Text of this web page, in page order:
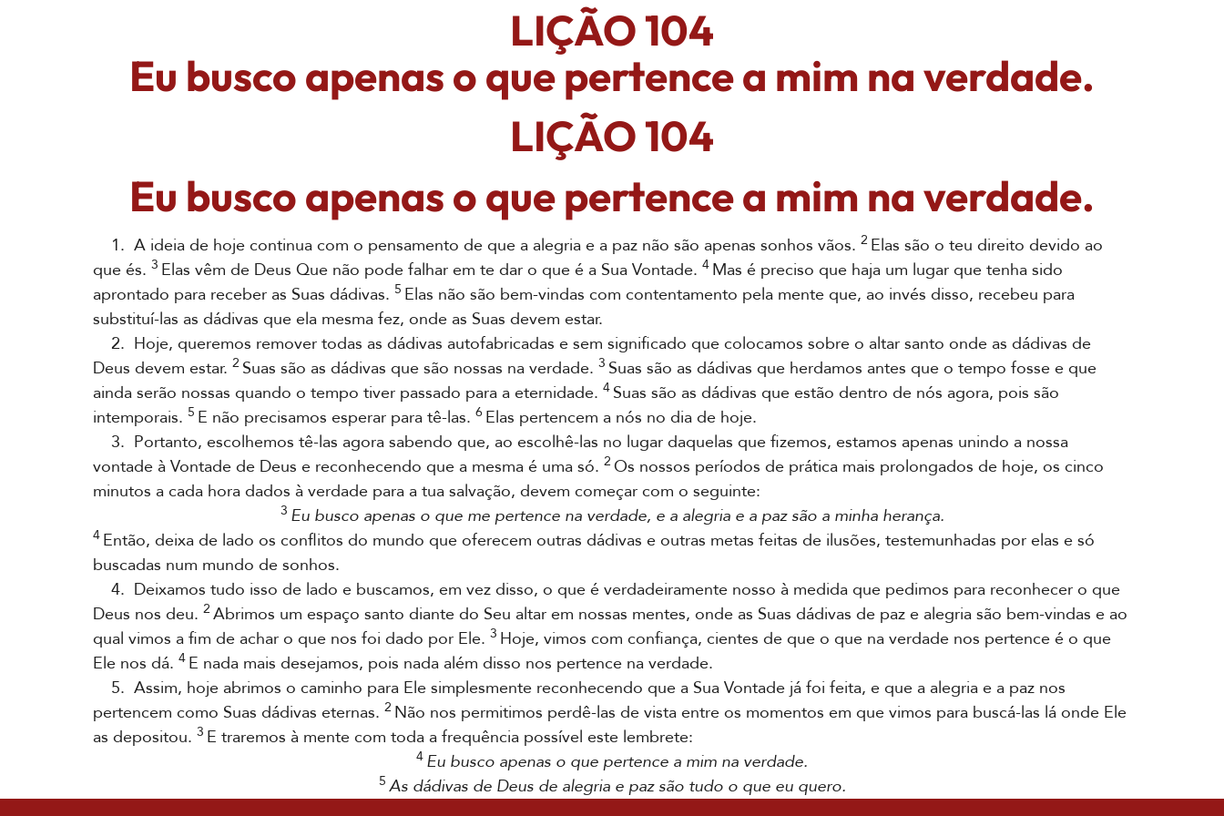
LIÇÃO 104
Eu busco apenas o que pertence a mim na verdade.
LIÇÃO 104
Eu busco apenas o que pertence a mim na verdade.
1. A ideia de hoje continua com o pensamento de que a alegria e a paz não são apenas sonhos vãos. 2 Elas são o teu direito devido ao
que és. 3 Elas vêm de Deus Que não pode falhar em te dar o que é a Sua Vontade. 4 Mas é preciso que haja um lugar que tenha sido
aprontado para receber as Suas dádivas. 5 Elas não são bem-vindas com contentamento pela mente que, ao invés disso, recebeu para
substituí-las as dádivas que ela mesma fez, onde as Suas devem estar.
2. Hoje, queremos remover todas as dádivas autofabricadas e sem significado que colocamos sobre o altar santo onde as dádivas de
Deus devem estar. 2 Suas são as dádivas que são nossas na verdade. 3 Suas são as dádivas que herdamos antes que o tempo fosse e que
ainda serão nossas quando o tempo tiver passado para a eternidade. 4 Suas são as dádivas que estão dentro de nós agora, pois são
intemporais. 5 E não precisamos esperar para tê-las. 6 Elas pertencem a nós no dia de hoje.
3. Portanto, escolhemos tê-las agora sabendo que, ao escolhê-las no lugar daquelas que fizemos, estamos apenas unindo a nossa
vontade à Vontade de Deus e reconhecendo que a mesma é uma só. 2 Os nossos períodos de prática mais prolongados de hoje, os cinco
minutos a cada hora dados à verdade para a tua salvação, devem começar com o seguinte:
3 Eu busco apenas o que me pertence na verdade, e a alegria e a paz são a minha herança.
4 Então, deixa de lado os conflitos do mundo que oferecem outras dádivas e outras metas feitas de ilusões, testemunhadas por elas e só
buscadas num mundo de sonhos.
4. Deixamos tudo isso de lado e buscamos, em vez disso, o que é verdadeiramente nosso à medida que pedimos para reconhecer o que
Deus nos deu. 2 Abrimos um espaço santo diante do Seu altar em nossas mentes, onde as Suas dádivas de paz e alegria são bem-vindas e ao
qual vimos a fim de achar o que nos foi dado por Ele. 3 Hoje, vimos com confiança, cientes de que o que na verdade nos pertence é o que
Ele nos dá. 4 E nada mais desejamos, pois nada além disso nos pertence na verdade.
5. Assim, hoje abrimos o caminho para Ele simplesmente reconhecendo que a Sua Vontade já foi feita, e que a alegria e a paz nos
pertencem como Suas dádivas eternas. 2 Não nos permitimos perdê-las de vista entre os momentos em que vimos para buscá-las lá onde Ele
as depositou. 3 E traremos à mente com toda a frequência possível este lembrete:
4 Eu busco apenas o que pertence a mim na verdade.
5 As dádivas de Deus de alegria e paz são tudo o que eu quero.